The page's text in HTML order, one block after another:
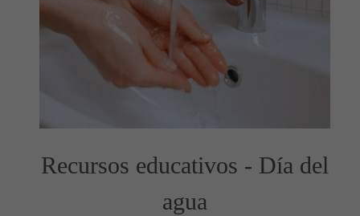
Recursos educativos - Día del
agua